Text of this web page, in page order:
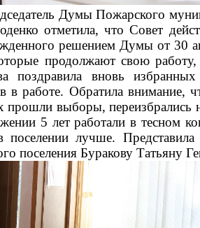
Думы Пожарского
отметила, что Совет
решением Думы от 30
продолжают свою
поздравила вновь
в работе. Обратила внимание,
прошли выборы, переизбрались
5 лет работали в тесном
поселении лучше.
поселения Буракову Татьяну